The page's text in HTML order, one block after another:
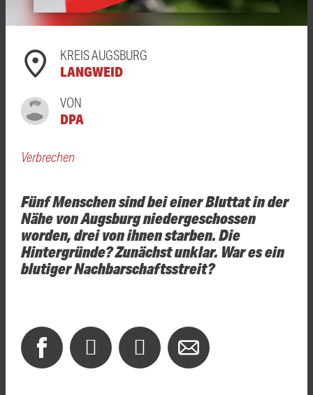
KREIS AUGSBURG
LANGWEID
VON
DPA
Verbrechen
Fünf Menschen sind bei einer Bluttat in der
Nähe von Augsburg niedergeschossen
worden, drei von ihnen starben. Die
Hintergründe? Zunächst unklar. War es ein
blutiger Nachbarschaftsstreit?